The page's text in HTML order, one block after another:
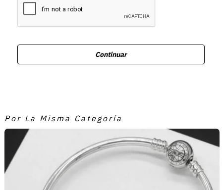
Continuar
Por La Misma Categoría